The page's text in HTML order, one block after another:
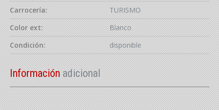
Carrocería:
TURISMO
Color ext:
Blanco
Condición:
disponible
Informaciónadicional